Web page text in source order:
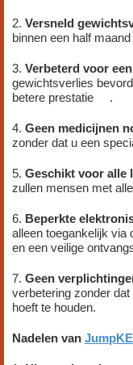
2. Versneld
binnen een half
3. Verbeterd voor
gewichtsverlies
betere prestatie .
4. Geen medicijnen
zonder dat u een
5. Geschikt voor alle
zullen mensen met
6. Beperkte
alleen toegankelijk via
en een veilige
7. Geen
verbetering zonder
hoeft te houden.
Nadelen van